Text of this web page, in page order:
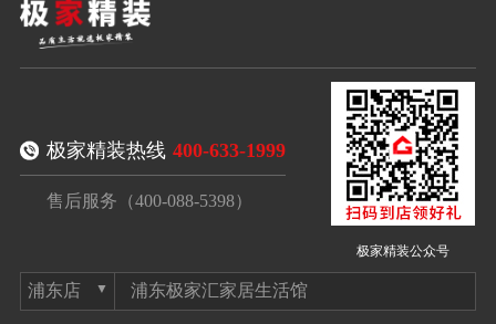
极家精装热线 400-633-1999
售后服务（400-088-5398）
极家精装公众号
浦东极家汇家居生活馆